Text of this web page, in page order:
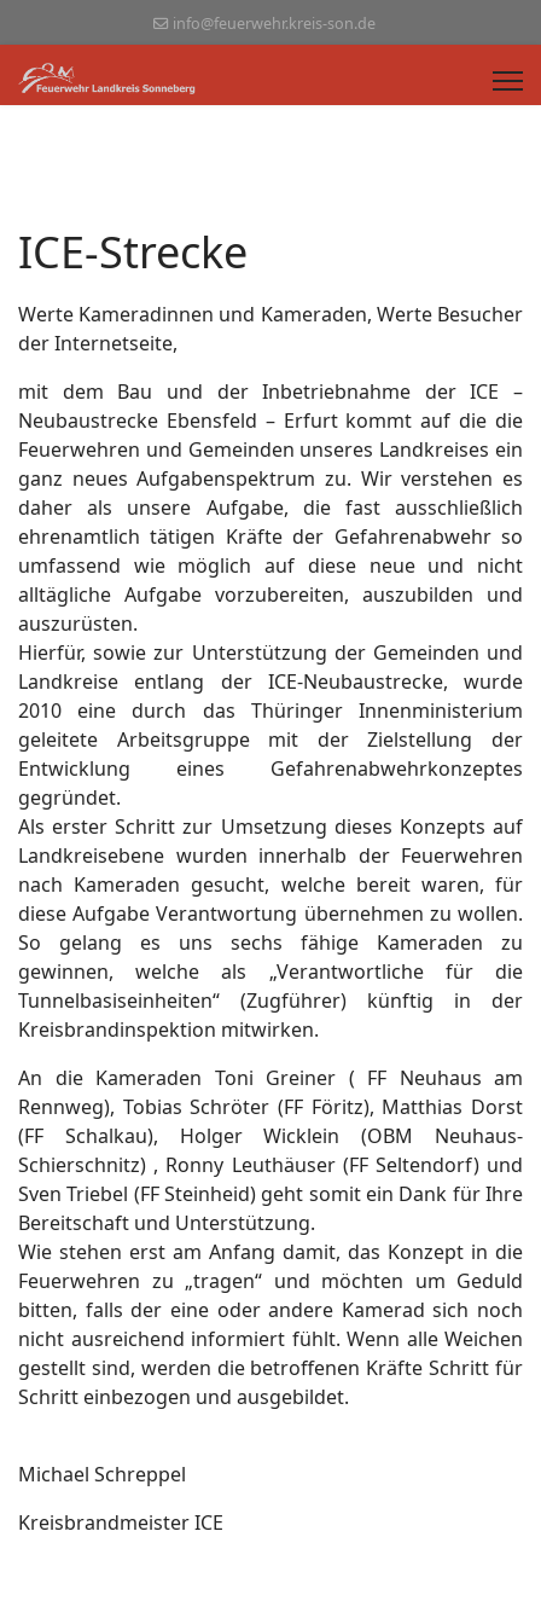
info@feuerwehr.kreis-son.de
ICE-Strecke
Werte Kameradinnen und Kameraden, Werte Besucher
der Internetseite,
mit dem Bau und der Inbetriebnahme der ICE –
Neubaustrecke Ebensfeld – Erfurt kommt auf die die
Feuerwehren und Gemeinden unseres Landkreises ein
ganz neues Aufgabenspektrum zu. Wir verstehen es
daher als unsere Aufgabe, die fast ausschließlich
ehrenamtlich tätigen Kräfte der Gefahrenabwehr so
umfassend wie möglich auf diese neue und nicht
alltägliche Aufgabe vorzubereiten, auszubilden und
auszurüsten.
Hierfür, sowie zur Unterstützung der Gemeinden und
Landkreise entlang der ICE-Neubaustrecke, wurde
2010 eine durch das Thüringer Innenministerium
geleitete Arbeitsgruppe mit der Zielstellung der
Entwicklung eines Gefahrenabwehrkonzeptes
gegründet.
Als erster Schritt zur Umsetzung dieses Konzepts auf
Landkreisebene wurden innerhalb der Feuerwehren
nach Kameraden gesucht, welche bereit waren, für
diese Aufgabe Verantwortung übernehmen zu wollen.
So gelang es uns sechs fähige Kameraden zu
gewinnen, welche als „Verantwortliche für die
Tunnelbasiseinheiten“ (Zugführer) künftig in der
Kreisbrandinspektion mitwirken.
An die Kameraden Toni Greiner ( FF Neuhaus am
Rennweg), Tobias Schröter (FF Föritz), Matthias Dorst
(FF Schalkau), Holger Wicklein (OBM Neuhaus-
Schierschnitz) , Ronny Leuthäuser (FF Seltendorf) und
Sven Triebel (FF Steinheid) geht somit ein Dank für Ihre
Bereitschaft und Unterstützung.
Wie stehen erst am Anfang damit, das Konzept in die
Feuerwehren zu „tragen“ und möchten um Geduld
bitten, falls der eine oder andere Kamerad sich noch
nicht ausreichend informiert fühlt. Wenn alle Weichen
gestellt sind, werden die betroffenen Kräfte Schritt für
Schritt einbezogen und ausgebildet.
Michael Schreppel
Kreisbrandmeister ICE